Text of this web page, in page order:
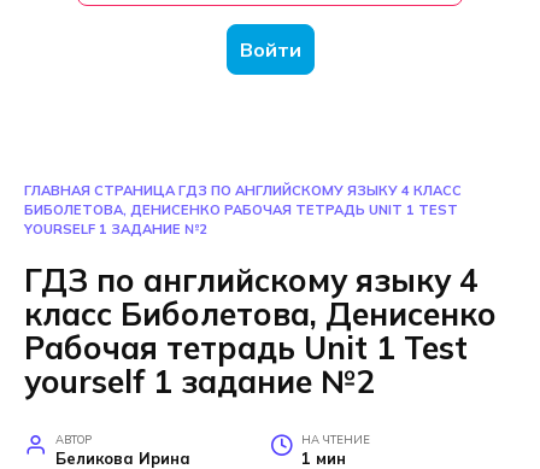
Войти
ГЛАВНАЯ СТРАНИЦА ГДЗ ПО АНГЛИЙСКОМУ ЯЗЫКУ 4 КЛАСС
БИБОЛЕТОВА, ДЕНИСЕНКО РАБОЧАЯ ТЕТРАДЬ UNIT 1 TEST
YOURSELF 1 ЗАДАНИЕ №2
ГДЗ по английскому языку 4
класс Биболетова, Денисенко
Рабочая тетрадь Unit 1 Test
yourself 1 задание №2
АВТОР
Беликова Ирина
НА ЧТЕНИЕ
1 мин